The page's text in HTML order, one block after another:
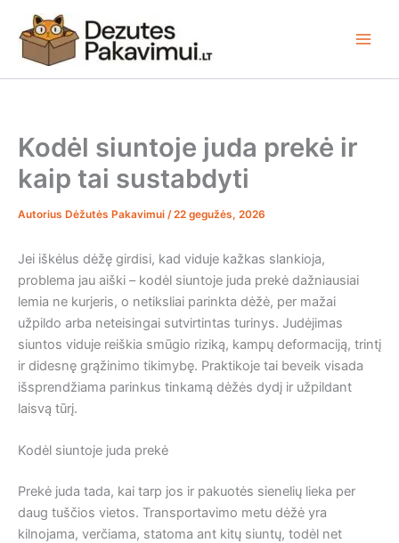
Pereiti
prie
turinio
Kodėl siuntoje juda prekė ir
kaip tai sustabdyti
Autorius Dėžutės Pakavimui /22 gegužės, 2026
Jei iškėlus dėžę girdisi, kad viduje kažkas slankioja,
problema jau aiški – kodėl siuntoje juda prekė dažniausiai
lemia ne kurjeris, o netiksliai parinkta dėžė, per mažai
užpildo arba neteisingai sutvirtintas turinys. Judėjimas
siuntos viduje reiškia smūgio riziką, kampų deformaciją, trintį
ir didesnę grąžinimo tikimybę. Praktikoje tai beveik visada
išsprendžiama parinkus tinkamą dėžės dydį ir užpildant
laisvą tūrį.
Kodėl siuntoje juda prekė
Prekė juda tada, kai tarp jos ir pakuotės sienelių lieka per
daug tuščios vietos. Transportavimo metu dėžė yra
kilnojama, verčiama, statoma ant kitų siuntų, todėl net